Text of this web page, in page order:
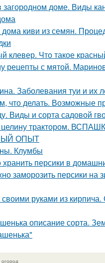
загородном доме. Виды
дома киви из семян.
клевер. Что такое
рецепты с мятой.
Заболевания туи и их
что делать. Возможные
Виды и сорта садовой
целину трактором.
ОПЫТ
Клумбы
хранить персики в
заморозить персики на
руками из кирпича.
описание сорта.